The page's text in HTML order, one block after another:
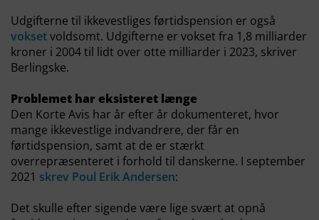
Udgifterne til ikkevestliges førtidspension er også
voksetvoldsomt. Udgifterne er vokset fra 1,8 milliarder
kroner i 2004 til lidt over otte milliarder i 2023, skriver
Berlingske.
Problemet har eksisteret længe
Den Korte Avis har år efter år dokumenteret, hvor
mange ikkevestlige indvandrere, der får en
førtidspension, samt at de er stærkt
overrepræsenteret i forhold til danskerne. I september
2021 skrev Poul Erik Andersen:
Det skulle efter sigende være lige svært at opnå